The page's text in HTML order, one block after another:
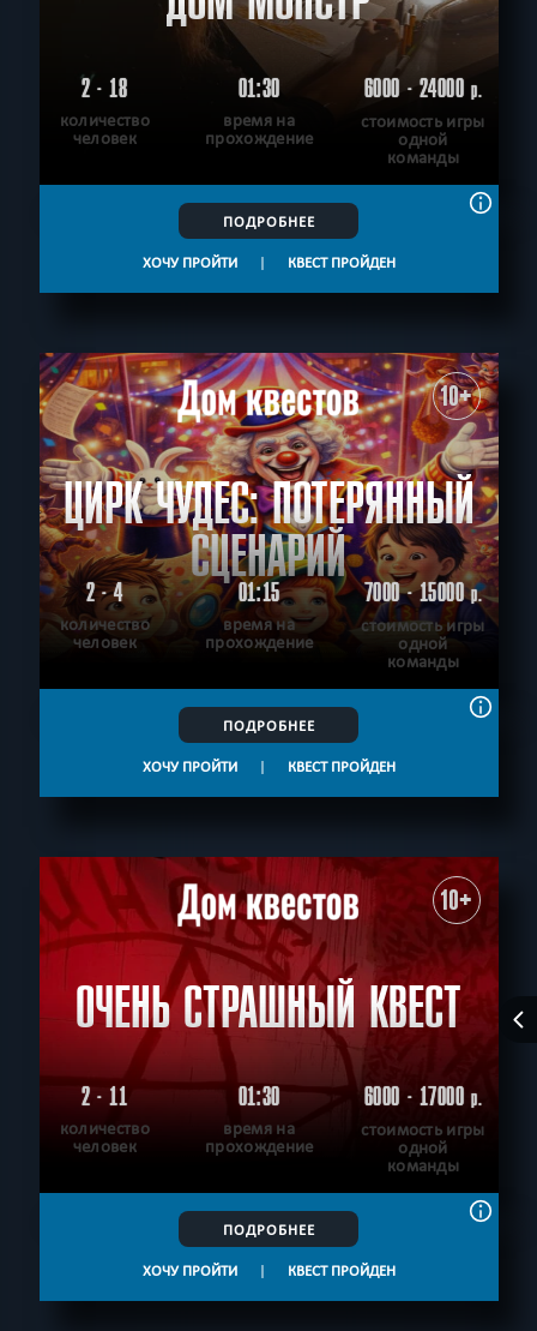
2 - 18
количество
человек
01:30
время на
прохождение
6000 - 24000р.
стоимость игры
одной
команды
ПОДРОБНЕЕ
ХОЧУ ПРОЙТИ | КВЕСТ ПРОЙДЕН
10+
ЦИРК ЧУДЕС: ПОТЕРЯННЫЙ
СЦЕНАРИЙ
2 - 4
количество
человек
01:15
время на
прохождение
7000 - 15000р.
стоимость игры
одной
команды
ПОДРОБНЕЕ
ХОЧУ ПРОЙТИ | КВЕСТ ПРОЙДЕН
10+
ОЧЕНЬ СТРАШНЫЙ КВЕСТ
2 - 11
количество
человек
01:30
время на
прохождение
6000 - 17000р.
стоимость игры
одной
команды
ПОДРОБНЕЕ
ХОЧУ ПРОЙТИ | КВЕСТ ПРОЙДЕН